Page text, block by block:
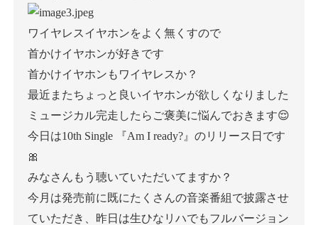
ワイヤレスイヤホンをよく無くすので
首かけイヤホンが好きです
首かけイヤホンもワイヤレスか？
最近またちょっと良いイヤホンが欲しくなりました
ミュージカル完走したらご褒美に悩んでおきます😌
今日は10th Single 『Am I ready?』のリリース日です
🎀
みなさんもう聴いていただいてますか？
今月は発売前に既にたくさんの音楽番組で披露させ
ていただき、昨日は生ひなリハでもフルバージョン